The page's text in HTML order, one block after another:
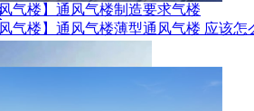
气楼】通风气楼制造要求气楼
气楼】通风气楼薄型通风气楼 应该怎